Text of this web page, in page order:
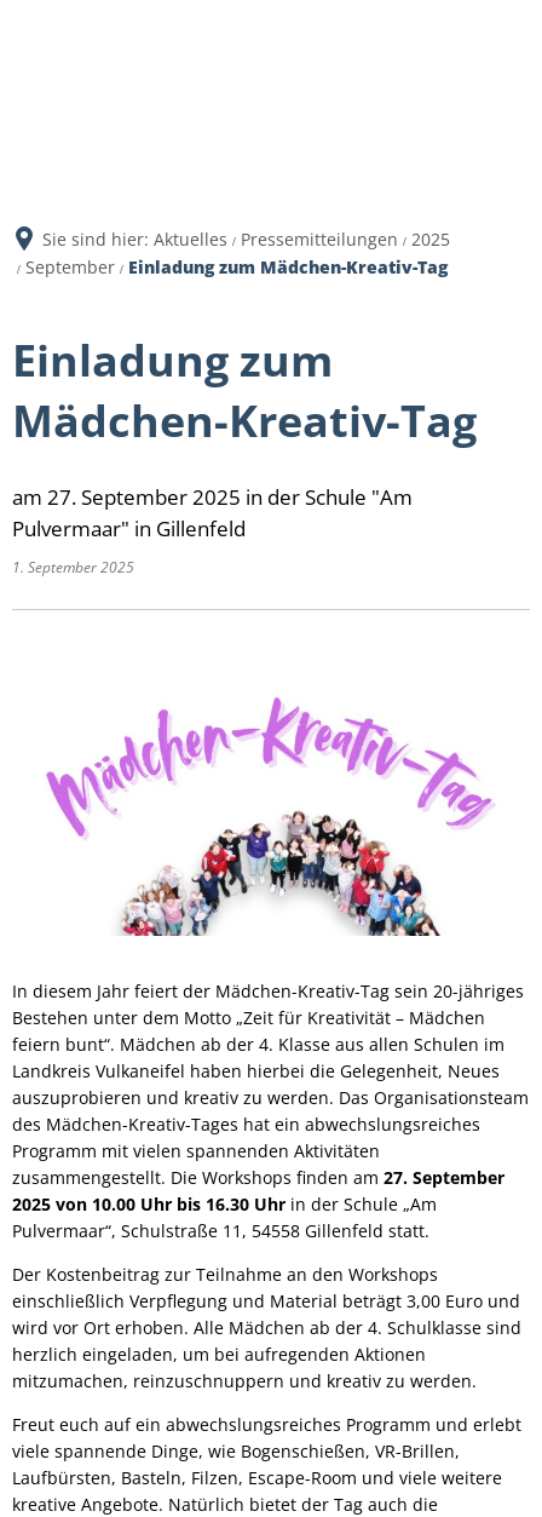
Sie sind hier: Aktuelles Pressemitteilungen
2025
September
Einladung zum Mädchen-Kreativ-Tag
Einladung zum
Mädchen-Kreativ-Tag
am 27. September 2025 in der Schule "Am
Pulvermaar" in Gillenfeld
1. September 2025
In diesem Jahr feiert der Mädchen-Kreativ-Tag sein 20-jähriges
Bestehen unter dem Motto „Zeit für Kreativität – Mädchen
feiern bunt“. Mädchen ab der 4. Klasse aus allen Schulen im
Landkreis Vulkaneifel haben hierbei die Gelegenheit, Neues
auszuprobieren und kreativ zu werden. Das Organisationsteam
des Mädchen-Kreativ-Tages hat ein abwechslungsreiches
Programm mit vielen spannenden Aktivitäten
zusammengestellt. Die Workshops finden am 27. September
2025 von 10.00 Uhr bis 16.30 Uhr in der Schule „Am
Pulvermaar“, Schulstraße 11, 54558 Gillenfeld statt.
Der Kostenbeitrag zur Teilnahme an den Workshops
einschließlich Verpflegung und Material beträgt 3,00 Euro und
wird vor Ort erhoben. Alle Mädchen ab der 4. Schulklasse sind
herzlich eingeladen, um bei aufregenden Aktionen
mitzumachen, reinzuschnuppern und kreativ zu werden.
Freut euch auf ein abwechslungsreiches Programm und erlebt
viele spannende Dinge, wie Bogenschießen, VR-Brillen,
Laufbürsten, Basteln, Filzen, Escape-Room und viele weitere
kreative Angebote. Natürlich bietet der Tag auch die